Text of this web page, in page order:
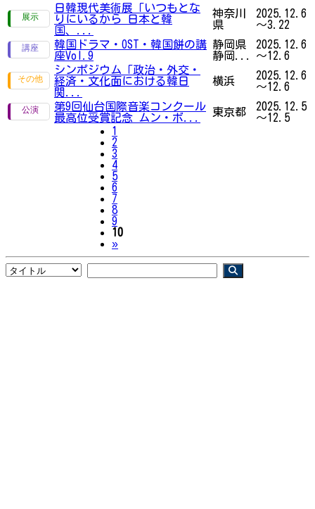
日韓現代美術展「いつもとな
りにいるから 日本と韓
国、...
神奈川
県
2025.12.6
～3.22
韓国ドラマ・OST・韓国餅の講
座Vol.9
静岡県
静岡...
2025.12.6
～12.6
シンポジウム「政治・外交・
経済・文化面における韓日
関...
横浜
2025.12.6
～12.6
第9回仙台国際音楽コンクール
最高位受賞記念 ムン・ボ...
東京都
2025.12.5
～12.5
1
2
3
4
5
6
7
8
9
10
»Next